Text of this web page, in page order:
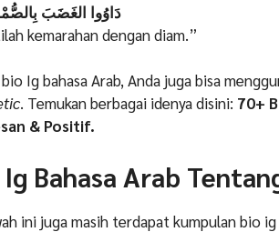
10. دَاوُوا الغَضَبَ
kemarahan dengan diam.”
Ig bahasa Arab, Anda juga bisa
. Temukan berbagai idenya disini: 70+
& Positif.
Bahasa Arab
ini juga masih terdapat kumpulan bio